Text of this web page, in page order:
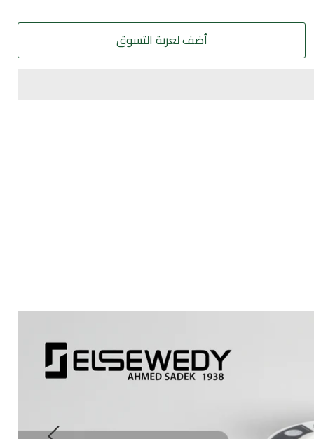
أضف لعربة التسوق